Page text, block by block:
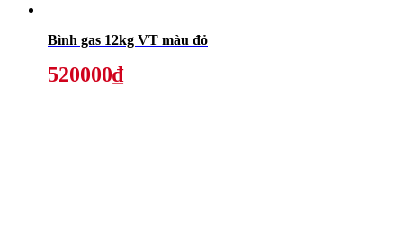
Bình gas 12kg VT màu đỏ
520000₫